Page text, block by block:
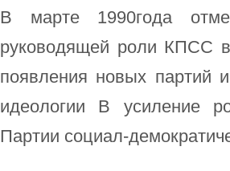
В марте 1990года
руководящей роли КПСС
появления новых партий
идеологии В усиление
Партии социал-